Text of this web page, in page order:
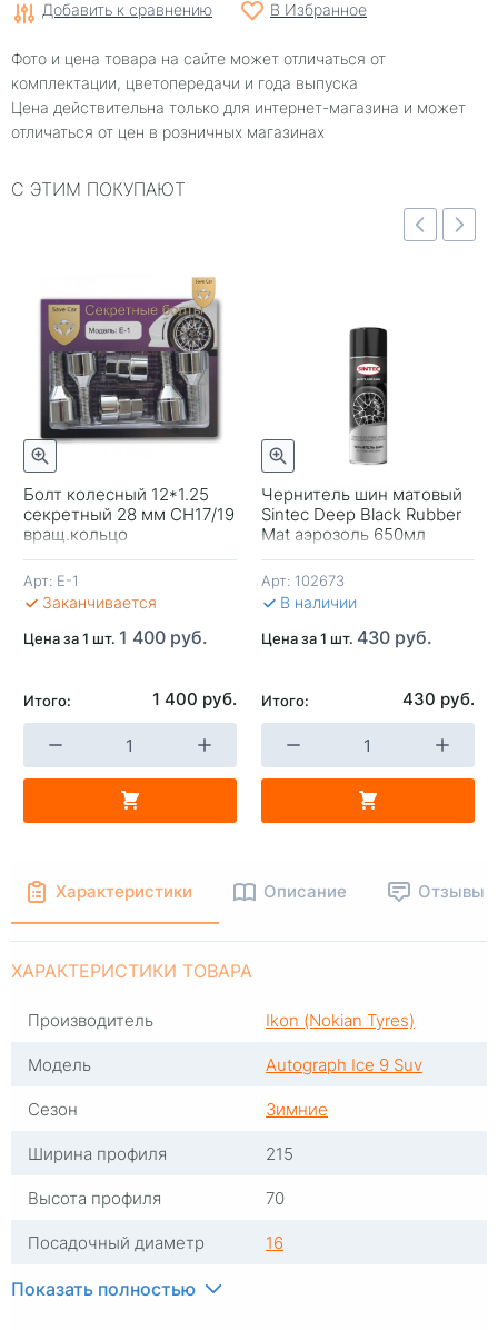
Добавить к сравнению В Избранное
Фото и цена товара на сайте может отличаться от
комплектации, цветопередачи и года выпуска
Цена действительна только для интернет-магазина и может
отличаться от цен в розничных магазинах
С ЭТИМ ПОКУПАЮТ
Болт колесный 12*1.25
секретный 28 мм CH17/19
вращ.кольцо
Арт: E-1
Заканчивается
Цена за 1 шт. 1 400 руб.
Итого: 1 400 руб.
Чернитель шин матовый
Sintec Deep Black Rubber
Mat аэрозоль 650мл
Арт: 102673
В наличии
Цена за 1 шт. 430 руб.
Итого: 430 руб.
-
Быстрый просмотр
Характеристики Описание Отзывы
ХАРАКТЕРИСТИКИ ТОВАРА
Производитель
Ikon (Nokian Tyres)
Модель
Autograph Ice 9 Suv
Сезон
Зимние
Ширина профиля
215
Высота профиля
70
Посадочный диаметр
16
Индекс скорости
Показать полностью